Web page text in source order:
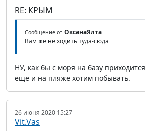
RE: КРЫМ
Сообщение от ОксанаЯлта
Вам же не ходить туда-сюда
НУ, как бы с моря на базу
еще и на пляже хотим побывать.
26 июня 2020 15:27
Vit.Vas